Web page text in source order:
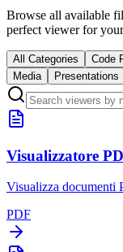
Browse all available
perfect viewer for
All Categories Code
Media
Presentations
Visualizzatore
Visualizza documenti
PDF